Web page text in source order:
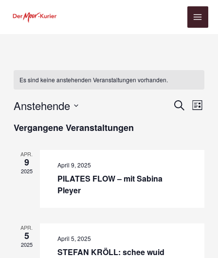
Inhalt
Es sind keine anstehenden Veranstaltungen vorhanden.
SUCHE
LISTE
Anstehende
wählen.
Vergangene Veranstaltungen
APR.
9
2025
April 9, 2025
PILATES FLOW – mit Sabina
Pleyer
APR.
5
2025
April 5, 2025
STEFAN KRÖLL: schee wuid